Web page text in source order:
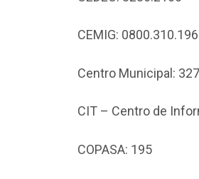
CEMIG: 0800.310.196
Centro Municipal:
CIT – Centro de
COPASA: 195